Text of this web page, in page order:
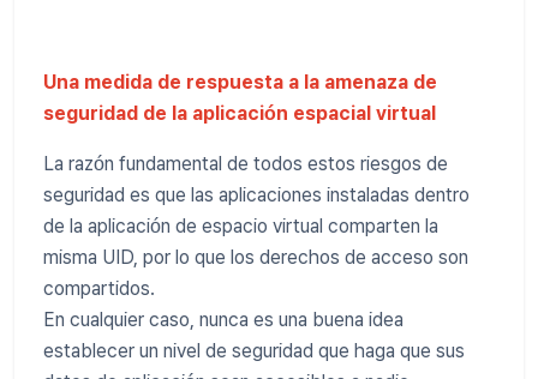
Una medida de respuesta a la amenaza de
seguridad de la aplicación espacial virtual
La razón fundamental de todos estos riesgos de
seguridad es que las aplicaciones instaladas dentro
de la aplicación de espacio virtual comparten la
misma UID, por lo que los derechos de acceso son
compartidos.
En cualquier caso, nunca es una buena idea
establecer un nivel de seguridad que haga que sus